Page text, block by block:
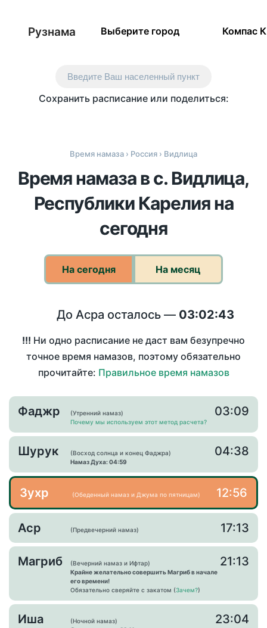
Рузнама Выберите город Компас
Введите Ваш населенный пункт
Сохранить расписание или поделиться:
Время намаза › Россия › Видлица
Время намаза в с. Видлица,
Республики Карелия на
сегодня
На сегодня На месяц
До Асра осталось — 03:02:43
!!! Ни одно расписание не даст вам безупречно
точное время намазов, поэтому обязательно
прочитайте: Правильное время намазов
Фаджр
(Утренний намаз)
Почему мы используем этот метод расчета?
03:09
Шурук
(Восход солнца и конец Фаджра)
Намаз Духа: 04:59
04:38
Зухр (Обеденный намаз и Джума по пятницам) 12:56
Аср (Предвечерний намаз) 17:13
Магриб
(Вечерний намаз и Ифтар)
Крайне желательно совершить Магриб в начале
его времени!
Обязательно сверяйте с закатом (Зачем?)
21:13
Иша
(Ночной намаз)
23:04